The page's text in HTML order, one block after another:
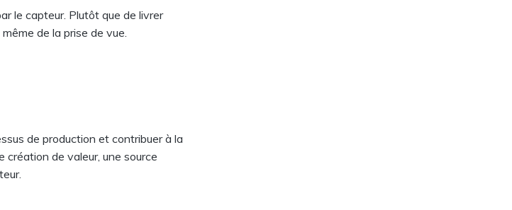
le capteur. Plutôt que de livrer
de la prise de vue.
de production et contribuer à la
création de valeur, une source